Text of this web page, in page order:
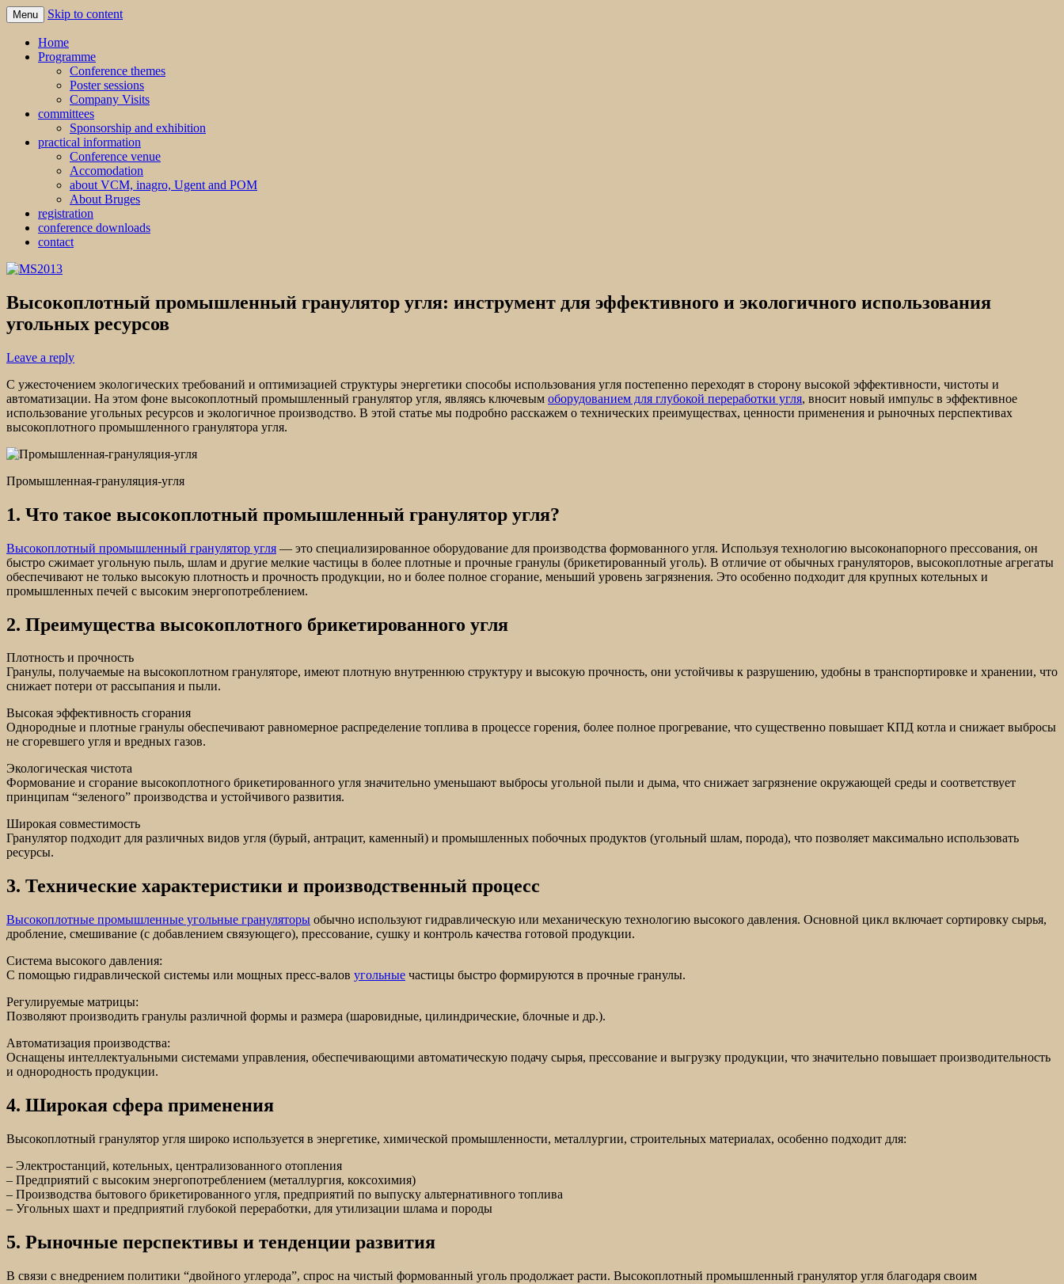
MS2013
Menu Skip to content
Home
Programme
Conference themes
Poster sessions
Company Visits
committees
Sponsorship and exhibition
practical information
Conference venue
Accomodation
about VCM, inagro, Ugent and POM
About Bruges
registration
conference downloads
contact
Высокоплотный промышленный гранулятор угля: инструмент для эффективного и экологичного использования
угольных ресурсов
Leave a reply
С ужесточением экологических требований и оптимизацией структуры энергетики способы использования угля постепенно переходят в сторону высокой эффективности, чистоты и
автоматизации. На этом фоне высокоплотный промышленный гранулятор угля, являясь ключевым оборудованием для глубокой переработки угля, вносит новый импульс в эффективное
использование угольных ресурсов и экологичное производство. В этой статье мы подробно расскажем о технических преимуществах, ценности применения и рыночных перспективах
высокоплотного промышленного гранулятора угля.
Промышленная-грануляция-угля
1. Что такое высокоплотный промышленный гранулятор угля?
Высокоплотный промышленный гранулятор угля — это специализированное оборудование для производства формованного угля. Используя технологию высоконапорного прессования, он
быстро сжимает угольную пыль, шлам и другие мелкие частицы в более плотные и прочные гранулы (брикетированный уголь). В отличие от обычных грануляторов, высокоплотные агрегаты
обеспечивают не только высокую плотность и прочность продукции, но и более полное сгорание, меньший уровень загрязнения. Это особенно подходит для крупных котельных и
промышленных печей с высоким энергопотреблением.
2. Преимущества высокоплотного брикетированного угля
Плотность и прочность
Гранулы, получаемые на высокоплотном грануляторе, имеют плотную внутреннюю структуру и высокую прочность, они устойчивы к разрушению, удобны в транспортировке и хранении, что
снижает потери от рассыпания и пыли.
Высокая эффективность сгорания
Однородные и плотные гранулы обеспечивают равномерное распределение топлива в процессе горения, более полное прогревание, что существенно повышает КПД котла и снижает выбросы
не сгоревшего угля и вредных газов.
Экологическая чистота
Формование и сгорание высокоплотного брикетированного угля значительно уменьшают выбросы угольной пыли и дыма, что снижает загрязнение окружающей среды и соответствует
принципам “зеленого” производства и устойчивого развития.
Широкая совместимость
Гранулятор подходит для различных видов угля (бурый, антрацит, каменный) и промышленных побочных продуктов (угольный шлам, порода), что позволяет максимально использовать
ресурсы.
3. Технические характеристики и производственный процесс
Высокоплотные промышленные угольные грануляторы обычно используют гидравлическую или механическую технологию высокого давления. Основной цикл включает сортировку сырья,
дробление, смешивание (с добавлением связующего), прессование, сушку и контроль качества готовой продукции.
Система высокого давления:
С помощью гидравлической системы или мощных пресс-валов угольные частицы быстро формируются в прочные гранулы.
Регулируемые матрицы:
Позволяют производить гранулы различной формы и размера (шаровидные, цилиндрические, блочные и др.).
Автоматизация производства:
Оснащены интеллектуальными системами управления, обеспечивающими автоматическую подачу сырья, прессование и выгрузку продукции, что значительно повышает производительность
и однородность продукции.
4. Широкая сфера применения
Высокоплотный гранулятор угля широко используется в энергетике, химической промышленности, металлургии, строительных материалах, особенно подходит для:
– Электростанций, котельных, централизованного отопления
– Предприятий с высоким энергопотреблением (металлургия, коксохимия)
– Производства бытового брикетированного угля, предприятий по выпуску альтернативного топлива
– Угольных шахт и предприятий глубокой переработки, для утилизации шлама и породы
5. Рыночные перспективы и тенденции развития
В связи с внедрением политики “двойного углерода”, спрос на чистый формованный уголь продолжает расти. Высокоплотный промышленный гранулятор угля благодаря своим